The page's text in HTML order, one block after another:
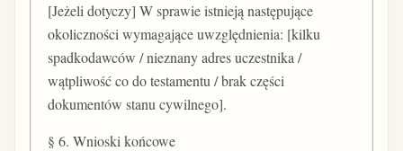
[Jeżeli dotyczy] W sprawie istnieją następujące
okoliczności wymagające uwzględnienia: [kilku
spadkodawców / nieznany adres uczestnika /
wątpliwość co do testamentu / brak części
dokumentów stanu cywilnego].
§ 6. Wnioski końcowe